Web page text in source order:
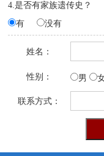
4.是否有家族遗传史？
有
没有
姓名：
性别： 男
联系方式：